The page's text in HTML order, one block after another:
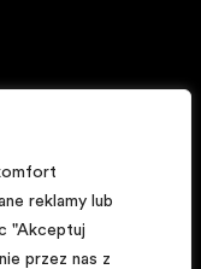
reklamy lub
"Akceptuj
przez nas z